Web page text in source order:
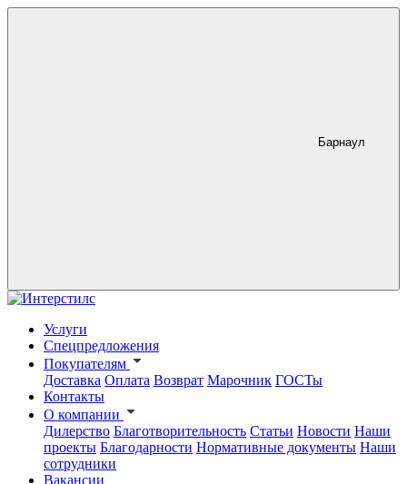
Барнаул
Услуги
Спецпредложения
Покупателям
Доставка Оплата Возврат Марочник ГОСТы
Контакты
О компании
Дилерство Благотворительность Статьи Новости Наши
проекты Благодарности Нормативные документы Наши
сотрудники
Вакансии